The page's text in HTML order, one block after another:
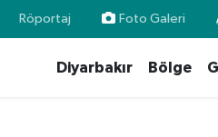
Röportaj Foto Galeri
Diyarbakır Bölge